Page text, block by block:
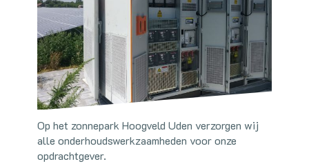
Op het zonnepark Hoogveld Uden verzorgen wij
alle onderhoudswerkzaamheden voor onze
opdrachtgever.